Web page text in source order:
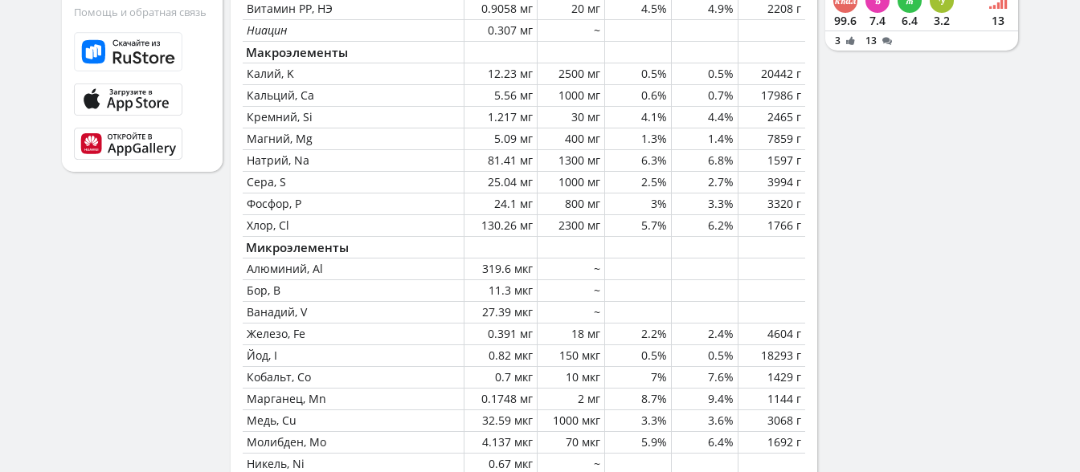
Витамин РР, НЭ
0.9058 мг 20 мг 4.5% 4.9%
2208 г
Ниацин
0.307 мг ~
Макроэлементы
Калий, K 12.23 мг 2500 мг 0.5% 0.5%
20442 г
Кальций, Ca
5.56 мг 1000 мг 0.6% 0.7%
17986 г
Кремний, Si
1.217 мг 30 мг 4.1% 4.4%
2465 г
Магний, Mg
5.09 мг 400 мг 1.3% 1.4%
7859 г
Натрий, Na
81.41 мг 1300 мг 6.3% 6.8%
1597 г
Сера, S
25.04 мг 1000 мг 2.5% 2.7%
3994 г
Фосфор, P
24.1 мг 800 мг 3% 3.3%
3320 г
Хлор, Cl
130.26 мг 2300 мг 5.7% 6.2% 1766 г
Микроэлементы
Алюминий, Al 319.6 мкг
~
Бор, B
11.3 мкг
~
Ванадий, V
27.39 мкг
~
Железо, Fe
0.391 мг 18 мг 2.2% 2.4%
4604 г
Йод, I
0.82 мкг 150 мкг 0.5% 0.5%
18293 г
Кобальт, Co
0.7 мкг 10 мкг 7% 7.6%
1429 г
Марганец, Mn
0.1748 мг 2 мг 8.7% 9.4%
1144 г
Медь, Cu
32.59 мкг 1000 мкг 3.3% 3.6%
3068 г
Молибден, Mo
4.137 мкг 70 мкг 5.9% 6.4%
1692 г
Никель, Ni
0.67 мкг
~
Помощь и обратная связь
99.6 7.4 6.4 3.2 13
3 13